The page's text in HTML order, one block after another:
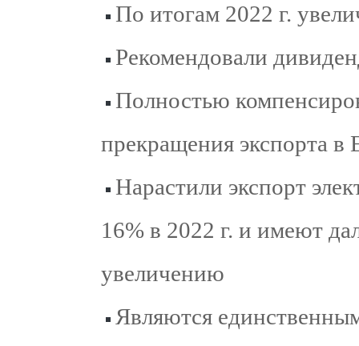
По итогам 2022 г.
Рекомендовали
Полностью
прекращения экспорта в
Нарастили экспорт
16% в 2022 г. и имеют
увеличению
Являются